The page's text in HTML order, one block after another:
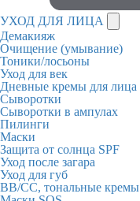
УХОД ДЛЯ ЛИЦА
Демакияж
Очищение (умывание)
Тоники/лосьоны
Уход для век
Дневные кремы для лица
Сыворотки
Сыворотки в ампулах
Пилинги
Маски
Защита от солнца SPF
Уход после загара
Уход для губ
BB/CC, тональные кремы